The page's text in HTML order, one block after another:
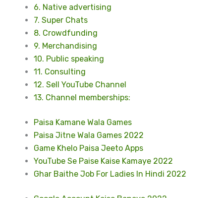
6. Native advertising
7. Super Chats
8. Crowdfunding
9. Merchandising
10. Public speaking
11. Consulting
12. Sell YouTube Channel
13. Channel memberships:
Paisa Kamane Wala Games
Paisa Jitne Wala Games 2022
Game Khelo Paisa Jeeto Apps
YouTube Se Paise Kaise Kamaye 2022
Ghar Baithe Job For Ladies In Hindi 2022